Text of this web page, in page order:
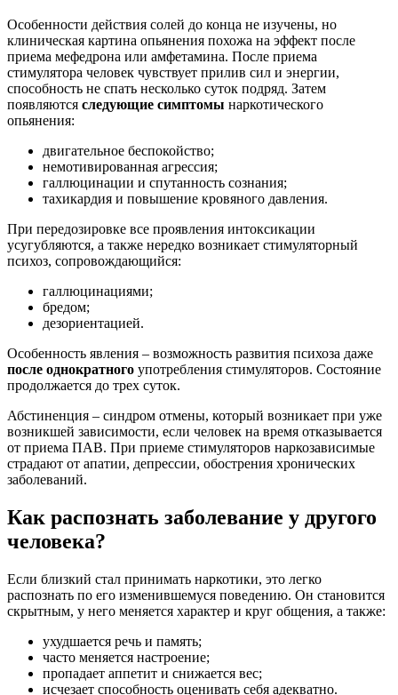
Особенности действия солей до конца не изучены, но
клиническая картина опьянения похожа на эффект после
приема мефедрона или амфетамина. После приема
стимулятора человек чувствует прилив сил и энергии,
способность не спать несколько суток подряд. Затем
появляются следующие симптомы наркотического
опьянения:
двигательное беспокойство;
немотивированная агрессия;
галлюцинации и спутанность сознания;
тахикардия и повышение кровяного давления.
При передозировке все проявления интоксикации
усугубляются, а также нередко возникает стимуляторный
психоз, сопровождающийся:
галлюцинациями;
бредом;
дезориентацией.
Особенность явления – возможность развития психоза даже
после однократного употребления стимуляторов. Состояние
продолжается до трех суток.
Абстиненция – синдром отмены, который возникает при уже
возникшей зависимости, если человек на время отказывается
от приема ПАВ. При приеме стимуляторов наркозависимые
страдают от апатии, депрессии, обострения хронических
заболеваний.
Как распознать заболевание у другого
человека?
Если близкий стал принимать наркотики, это легко
распознать по его изменившемуся поведению. Он становится
скрытным, у него меняется характер и круг общения, а также:
ухудшается речь и память;
часто меняется настроение;
пропадает аппетит и снижается вес;
исчезает способность оценивать себя адекватно.